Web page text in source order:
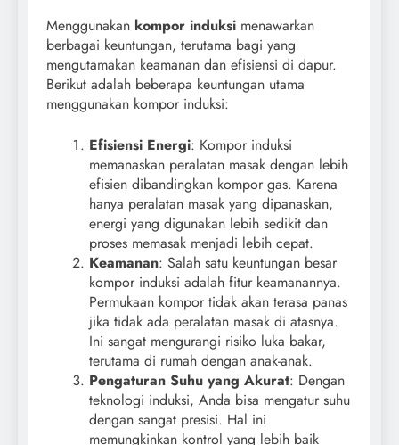
Menggunakan kompor induksi menawarkan
berbagai keuntungan, terutama bagi yang
mengutamakan keamanan dan efisiensi di dapur.
Berikut adalah beberapa keuntungan utama
menggunakan kompor induksi:
Efisiensi Energi: Kompor induksi
memanaskan peralatan masak dengan lebih
efisien dibandingkan kompor gas. Karena
hanya peralatan masak yang dipanaskan,
energi yang digunakan lebih sedikit dan
proses memasak menjadi lebih cepat.
Keamanan: Salah satu keuntungan besar
kompor induksi adalah fitur keamanannya.
Permukaan kompor tidak akan terasa panas
jika tidak ada peralatan masak di atasnya.
Ini sangat mengurangi risiko luka bakar,
terutama di rumah dengan anak-anak.
Pengaturan Suhu yang Akurat: Dengan
teknologi induksi, Anda bisa mengatur suhu
dengan sangat presisi. Hal ini
memungkinkan kontrol yang lebih baik